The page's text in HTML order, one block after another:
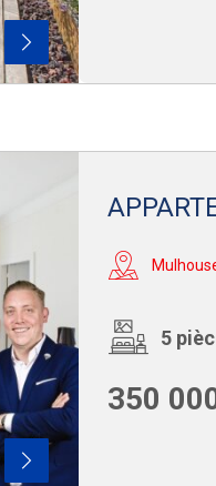
5
350